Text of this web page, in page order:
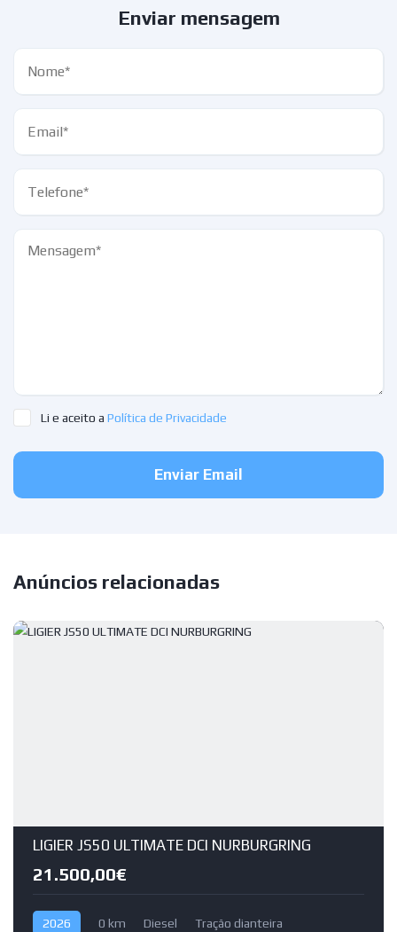
Enviar mensagem
Li e aceito a Política de Privacidade
Enviar Email
Anúncios relacionadas
LIGIER JS50 ULTIMATE DCI NURBURGRING
21.500,00€
2026 0 km Diesel Tração dianteira